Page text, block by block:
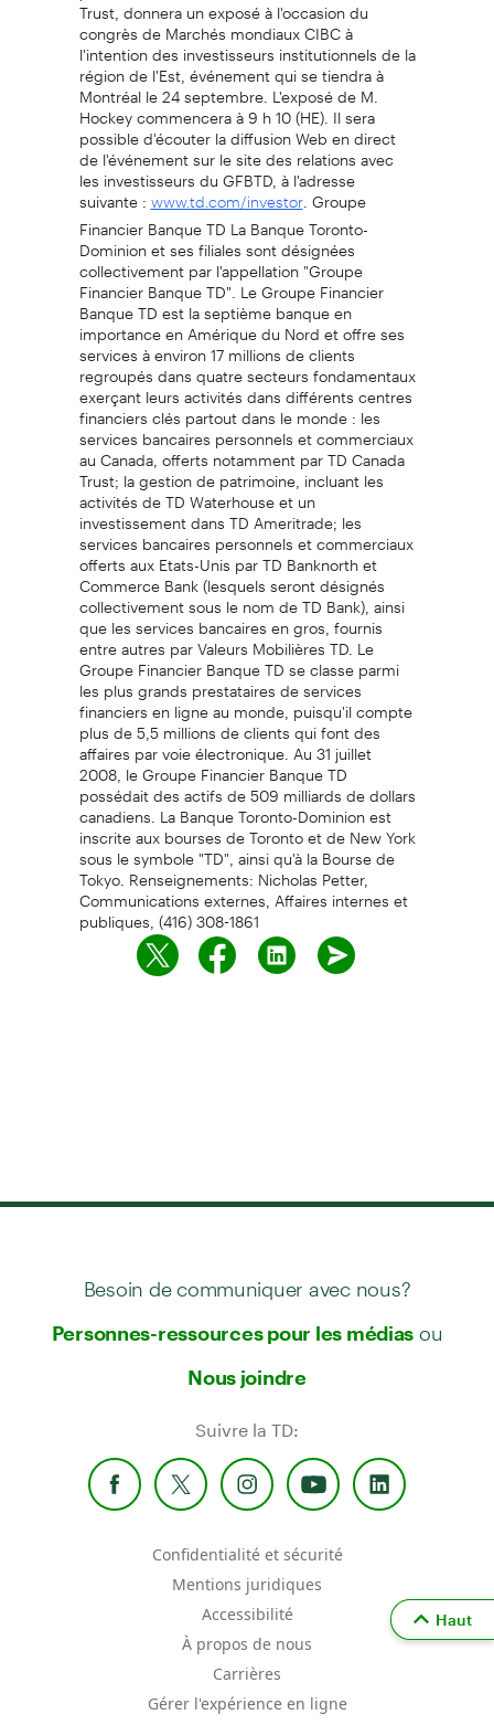
congrès de Marchés mondiaux CIBC à
l'intention des investisseurs institutionnels de la
région de l'Est, événement qui se tiendra à
Montréal le 24 septembre. L'exposé de M.
Hockey commencera à 9 h 10 (HE). Il sera
possible d'écouter la diffusion Web en direct
de l'événement sur le site des relations avec
les investisseurs du GFBTD, à l'adresse
suivante :www.td.com/investor. Groupe
Financier Banque TD La Banque Toronto-
Dominion et ses filiales sont désignées
collectivement par l'appellation "Groupe
Financier Banque TD". Le Groupe Financier
Banque TD est la septième banque en
importance en Amérique du Nord et offre ses
services à environ 17 millions de clients
regroupés dans quatre secteurs fondamentaux
exerçant leurs activités dans différents centres
financiers clés partout dans le monde : les
services bancaires personnels et commerciaux
au Canada, offerts notamment par TD Canada
Trust; la gestion de patrimoine, incluant les
activités de TD Waterhouse et un
investissement dans TD Ameritrade; les
services bancaires personnels et commerciaux
offerts aux Etats-Unis par TD Banknorth et
Commerce Bank (lesquels seront désignés
collectivement sous le nom de TD Bank), ainsi
que les services bancaires en gros, fournis
entre autres par Valeurs Mobilières TD. Le
Groupe Financier Banque TD se classe parmi
les plus grands prestataires de services
financiers en ligne au monde, puisqu'il compte
plus de 5,5 millions de clients qui font des
affaires par voie électronique. Au 31 juillet
2008, le Groupe Financier Banque TD
possédait des actifs de 509 milliards de dollars
canadiens. La Banque Toronto-Dominion est
inscrite aux bourses de Toronto et de New York
sous le symbole "TD", ainsi qu'à la Bourse de
Tokyo. Renseignements: Nicholas Petter,
Communications externes, Affaires internes et
publiques, (416) 308-1861
Besoin de communiquer avec nous?
Personnes-ressources pour les médias ou
Nous joindre
Suivre la TD:
Confidentialité et sécurité
Mentions juridiques
Accessibilité
À propos de nous
Carrières
Gérer l'expérience en ligne
Haut